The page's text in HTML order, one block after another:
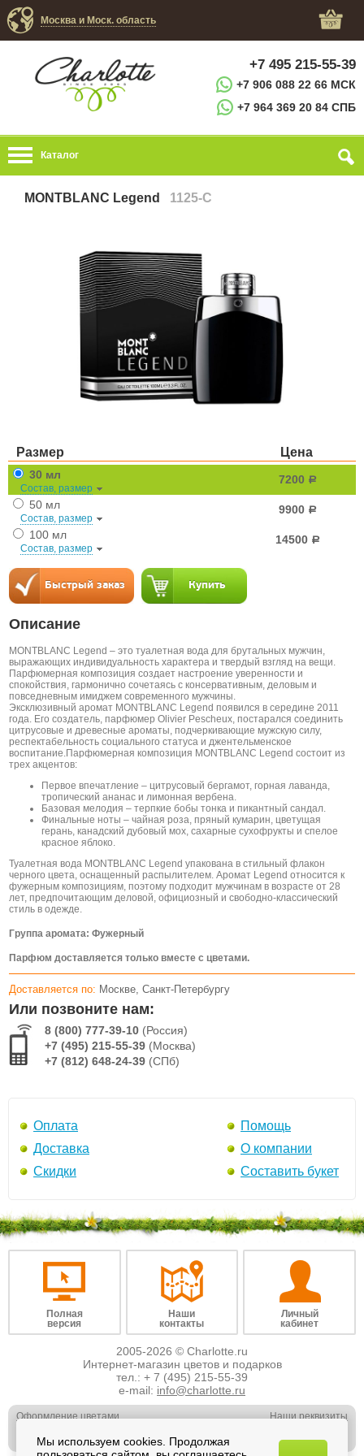
Москва и Моск. область
+7 495 215-55-39
+7 906 088 22 66 МСК
+7 964 369 20 84 СПБ
Каталог
MONTBLANC Legend 1125-C
Размер Цена
30 мл
Состав, размер
7200 a
50 мл
Состав, размер
9900 a
100 мл
Состав, размер
14500 a
Описание
MONTBLANC Legend – это туалетная вода для брутальных мужчин,
выражающих индивидуальность характера и твердый взгляд на вещи.
Парфюмерная композиция создает настроение уверенности и
спокойствия, гармонично сочетаясь с консервативным, деловым и
повседневным имиджем современного мужчины.
Эксклюзивный аромат MONTBLANC Legend появился в середине 2011
года. Его создатель, парфюмер Olivier Pescheux, постарался соединить
цитрусовые и древесные ароматы, подчеркивающие мужскую силу,
респектабельность социального статуса и джентельменское
воспитание.Парфюмерная композиция MONTBLANC Legend состоит из
трех акцентов:
Первое впечатление – цитрусовый бергамот, горная лаванда,
тропический ананас и лимонная вербена.
Базовая мелодия – терпкие бобы тонка и пикантный сандал.
Финальные ноты – чайная роза, пряный кумарин, цветущая
герань, канадский дубовый мох, сахарные сухофрукты и спелое
красное яблоко.
Туалетная вода MONTBLANC Legend упакована в стильный флакон
черного цвета, оснащенный распылителем. Аромат Legend относится к
фужерным композициям, поэтому подходит мужчинам в возрасте от 28
лет, предпочитающим деловой, официозный и свободно-классический
стиль в одежде.
Группа аромата: Фужерный
Парфюм доставляется только вместе с цветами.
Доставляется по: Москве, Санкт-Петербургу
Или позвоните нам:
8 (800) 777-39-10 (Россия)
+7 (495) 215-55-39 (Москва)
+7 (812) 648-24-39 (СПб)
Оплата
Доставка
Скидки
Помощь
О компании
Составить букет
Полная
версия
Наши
контакты
Личный
кабинет
2005-2026 © Charlotte.ru
Интернет-магазин цветов и подарков
тел.: + 7 (495) 215-55-39
e-mail: info@charlotte.ru
Оформление цветами
Свадебная флористика
Наши реквизиты
Отзывы о нас
Мы используем cookies. Продолжая